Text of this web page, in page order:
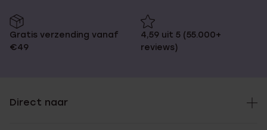
Gratis verzending vanaf
€49
4,59 uit 5 (55.000+
reviews)
Direct naar